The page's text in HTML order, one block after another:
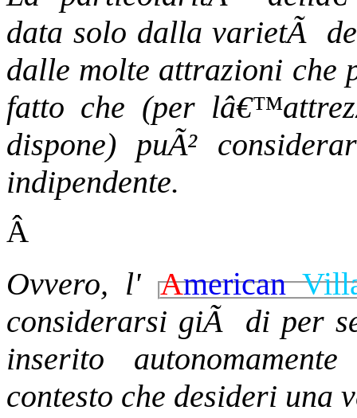
data solo dalla varietÃ
dalle molte attrazioni che
fatto che (per
dispone) puÃ²
indipendente.
Â
Ovvero, l' American
considerarsi giÃ di per
inserito
contesto che desideri una